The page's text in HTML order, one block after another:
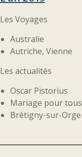
Les Voyages
Australie
Autriche, Vienne
Les actualités
Oscar Pistorius
Mariage pour tous
Brétigny-sur-Orge